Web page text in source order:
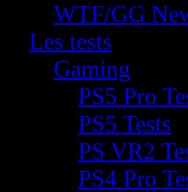
WTF/GG
Les tests
Gaming
PS5 Pro
PS5 Tests
PS VR2
PS4 Pro